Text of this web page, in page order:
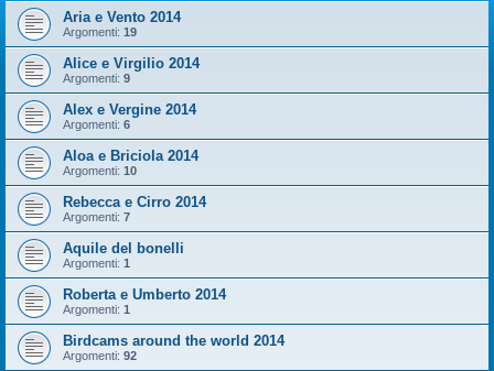
Aria e Vento 2014
Argomenti: 19
Alice e Virgilio 2014
Argomenti: 9
Alex e Vergine 2014
Argomenti: 6
Aloa e Briciola 2014
Argomenti: 10
Rebecca e Cirro 2014
Argomenti: 7
Aquile del bonelli
Argomenti: 1
Roberta e Umberto 2014
Argomenti: 1
Birdcams around the world 2014
Argomenti: 92